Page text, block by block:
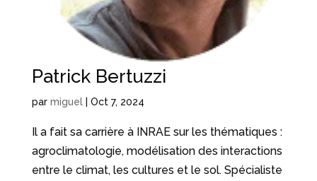
Patrick Bertuzzi
par miguel| Oct 7, 2024
Il a fait sa carrière à INRAE sur les thématiques :
agroclimatologie, modélisation des interactions
entre le climat, les cultures et le sol. Spécialiste